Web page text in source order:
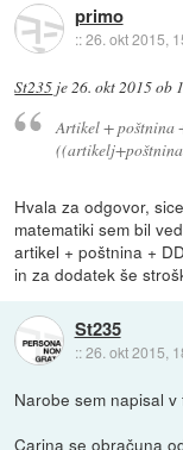
primo
::26. okt 2015,
St235 je26. okt 2015 ob
Artikel +
Hvala za odgovor,
matematiki sem bil
artikel + poštnina +
in za dodatek še
St235
::26. okt 2015,
Narobe sem napisal v
Carina se obračuna